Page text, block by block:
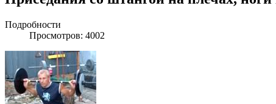
Подробности
Просмотров: 4002